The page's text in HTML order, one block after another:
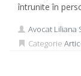
întrunite în
Avocat Liliana
Categorie